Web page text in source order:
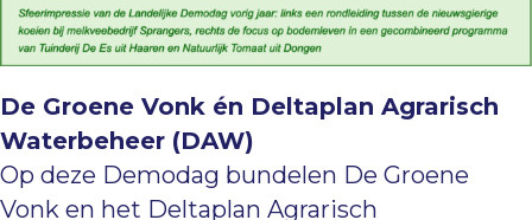
De Groene Vonk én Deltaplan Agrarisch
Waterbeheer (DAW)
Op deze Demodag bundelen De Groene
Vonk en het Deltaplan Agrarisch